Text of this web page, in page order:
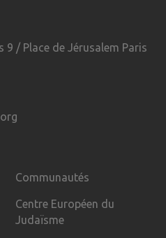
9 / Place de Jérusalem Paris
Communautés
Centre Européen du
Judaïsme